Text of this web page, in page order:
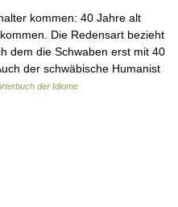
kommen: 40 Jahre alt
Die Redensart bezieht
dem die Schwaben erst mit 40
der schwäbische Humanist
der Idiome